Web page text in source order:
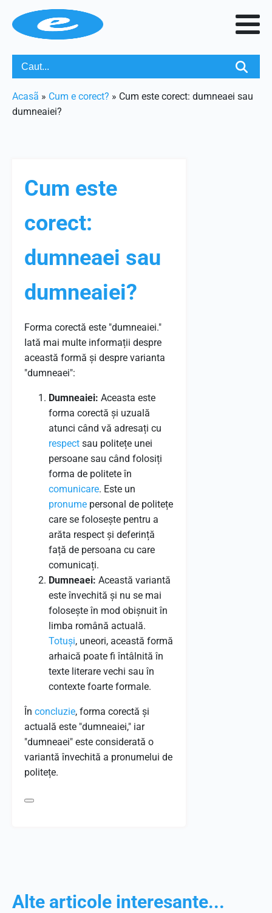
Acasã » Cum e corect? » Cum este corect: dumneaei sau
dumneaiei?
Cum este
corect:
dumneaei sau
dumneaiei?
Forma corectă este "dumneaiei."
Iată mai multe informații despre
această formă și despre varianta
"dumneaei":
Dumneaiei: Aceasta este
forma corectă și uzuală
atunci când vă adresați cu
respect sau politețe unei
persoane sau când folosiți
forma de politete în
comunicare. Este un
pronume personal de politețe
care se folosește pentru a
arăta respect și deferință
față de persoana cu care
comunicați.
Dumneaei: Această variantă
este învechită și nu se mai
folosește în mod obișnuit în
limba română actuală.
Totuși, uneori, această formă
arhaică poate fi întâlnită în
texte literare vechi sau în
contexte foarte formale.
În concluzie, forma corectă și
actuală este "dumneaiei," iar
"dumneaei" este considerată o
variantă învechită a pronumelui de
politețe.
Alte articole interesante...